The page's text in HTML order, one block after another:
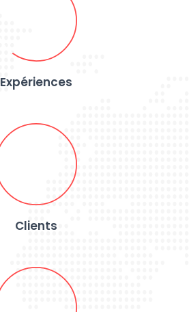
Expériences
Clients